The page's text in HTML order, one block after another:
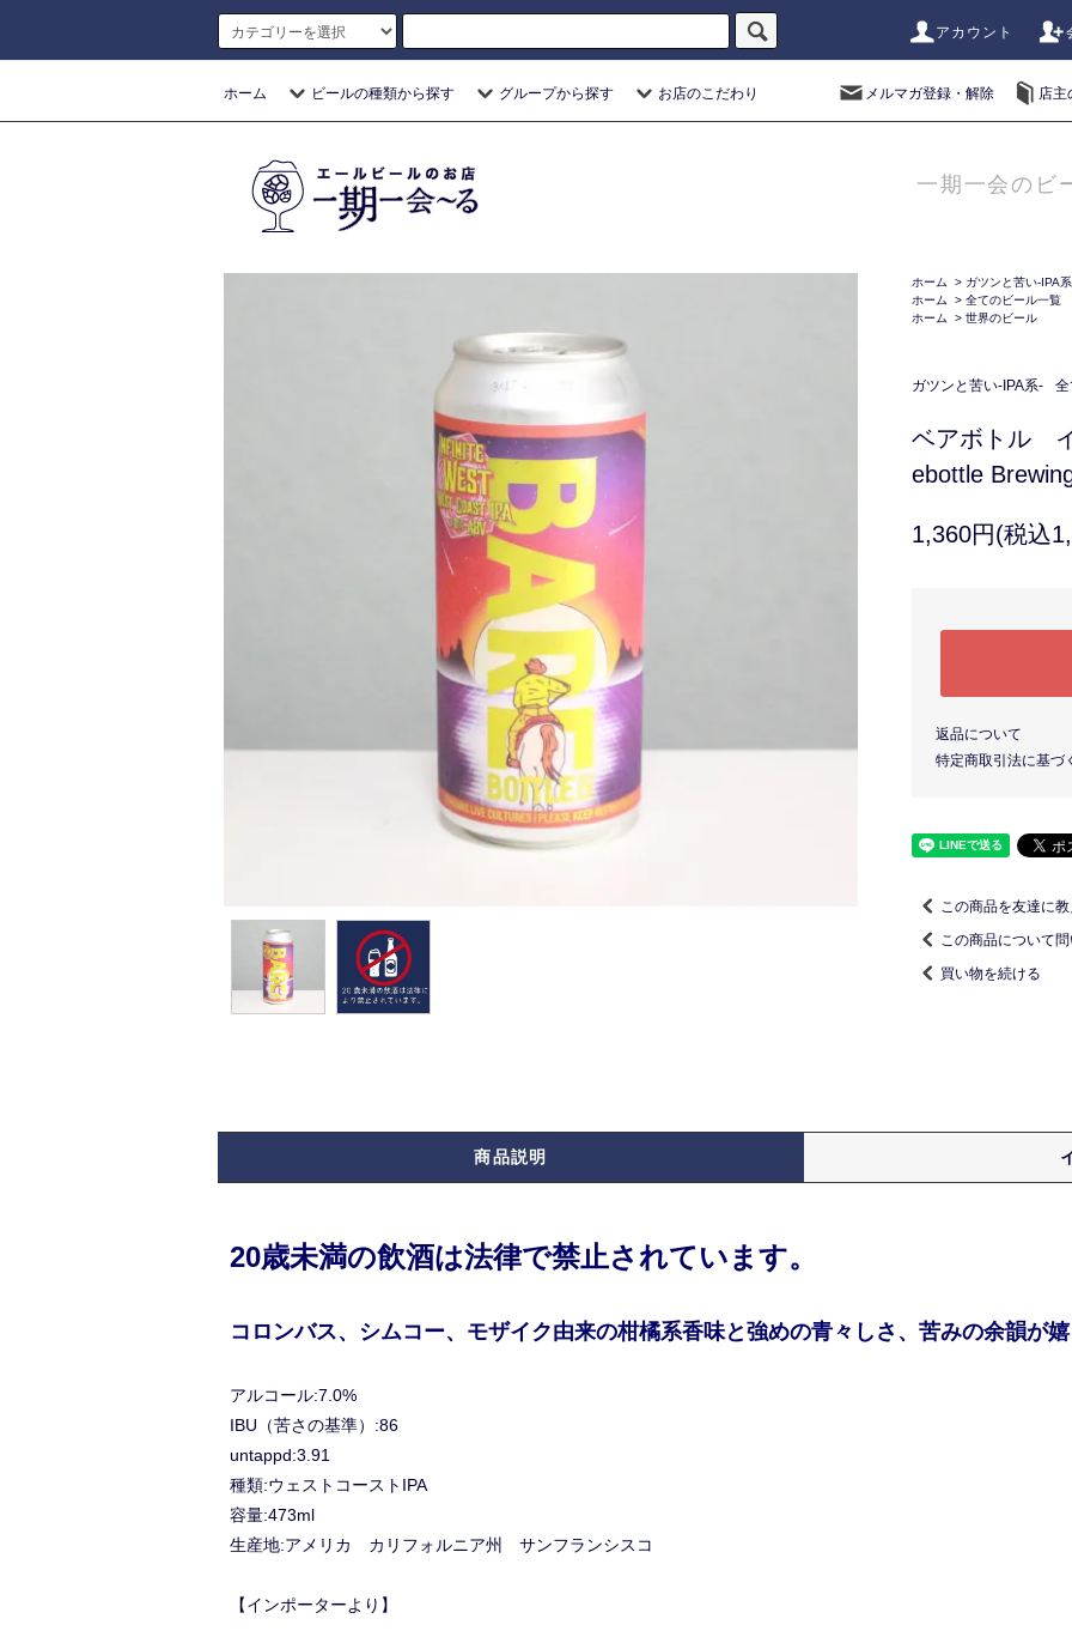
アカウント
ホーム ビールの種類から探す グループから探す お店のこだわり メルマガ登録・解除 店主
一期一会のビ
ホーム > ガツンと苦い-IPA
ホーム
> 全てのビール一覧
ホーム
> 世界のビール
ガツンと苦い-IPA系-
ベアボトル
ebottle
1,360円(税込
返品について
特定商取引法に基づ
この商品を友達に教
この商品について
買い物を続ける
商品説明
20歳未満の飲酒は法律で禁止されています。
コロンバス、シムコー、モザイク由来の柑橘系香味と強めの青々しさ、苦みの余韻が
アルコール:7.0%
IBU（苦さの基準）:86
untappd:3.91
種類:ウェストコーストIPA
容量:473ml
生産地:アメリカ カリフォルニア州 サンフランシスコ
【インポーターより】